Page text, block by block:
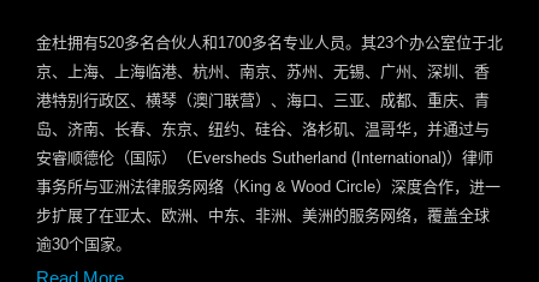
金杜拥有520多名合伙人和1700多名专业人员。其23个办公室位于北
京、上海、上海临港、杭州、南京、苏州、无锡、广州、深圳、香
港特别行政区、横琴（澳门联营）、海口、三亚、成都、重庆、青
岛、济南、长春、东京、纽约、硅谷、洛杉矶、温哥华，并通过与
安睿顺德伦（国际）（Eversheds Sutherland (International)）律师
事务所与亚洲法律服务网络（King & Wood Circle）深度合作，进一
步扩展了在亚太、欧洲、中东、非洲、美洲的服务网络，覆盖全球
逾30个国家。
Read More...